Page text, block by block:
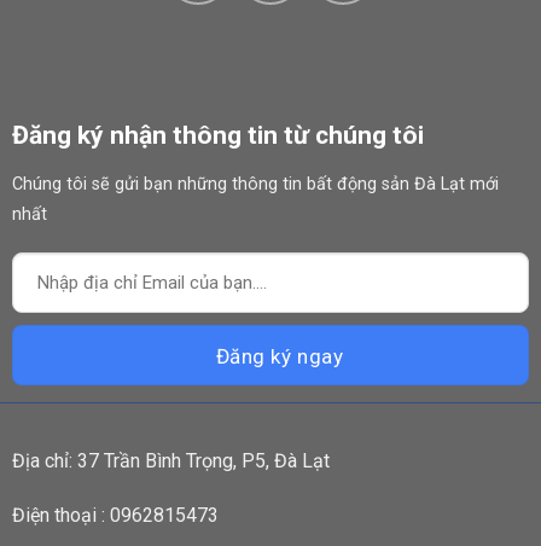
Đăng ký nhận thông tin từ chúng tôi
Chúng tôi sẽ gửi bạn những thông tin bất động sản Đà Lạt mới
nhất
Địa chỉ: 37 Trần Bình Trọng, P5, Đà Lạt
Điện thoại : 0962815473